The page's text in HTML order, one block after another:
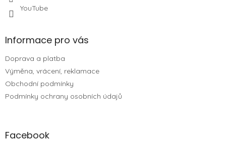
YouTube
Informace pro vás
Doprava a platba
Výměna, vrácení, reklamace
Obchodní podmínky
Podmínky ochrany osobních údajů
Facebook